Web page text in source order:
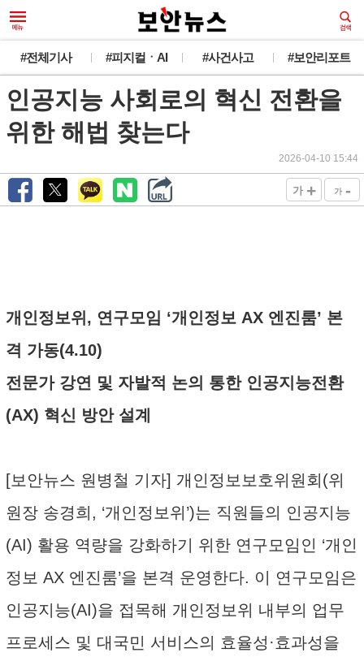
#전체기사 #피지컬ㆍAI #사건사고 #보안리포트
인공지능 사회로의 혁신 전환을
위한 해법 찾는다
2026-04-10 15:44
가 + 가 -
개인정보위, 연구모임 ‘개인정보 AX 엔진룸’ 본
격 가동(4.10)
전문가 강연 및 자발적 논의 통한 인공지능전환
(AX) 혁신 방안 설계
[보안뉴스 원병철 기자] 개인정보보호위원회(위
원장 송경희, ‘개인정보위’)는 직원들의 인공지능
(AI) 활용 역량을 강화하기 위한 연구모임인 ‘개인
정보 AX 엔진룸’을 본격 운영한다. 이 연구모임은
인공지능(AI)을 접목해 개인정보위 내부의 업무
프로세스 및 대국민 서비스의 효율성·효과성을